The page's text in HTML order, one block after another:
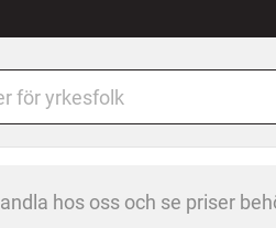
hos oss och se priser